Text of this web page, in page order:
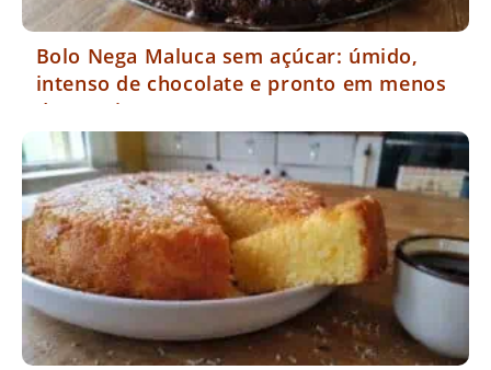
Bolo Nega Maluca sem açúcar: úmido,
intenso de chocolate e pronto em menos
de 40 minutos